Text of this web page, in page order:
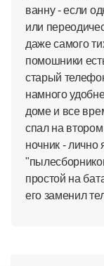
ванну - если
или
даже самого
помошники
старый
намного
доме и все
спал на
ночник - лично
простой на
его заменил